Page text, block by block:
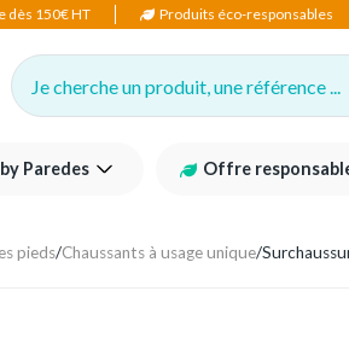
dès 150€ HT Produits éco-responsables
Je cherche un produit, une référence ...
Paredes Offre
pieds/Chaussants à usage unique/